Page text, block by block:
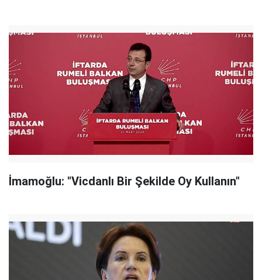
İmamoğlu: "Vicdanlı Bir Şekilde Oy Kullanın"